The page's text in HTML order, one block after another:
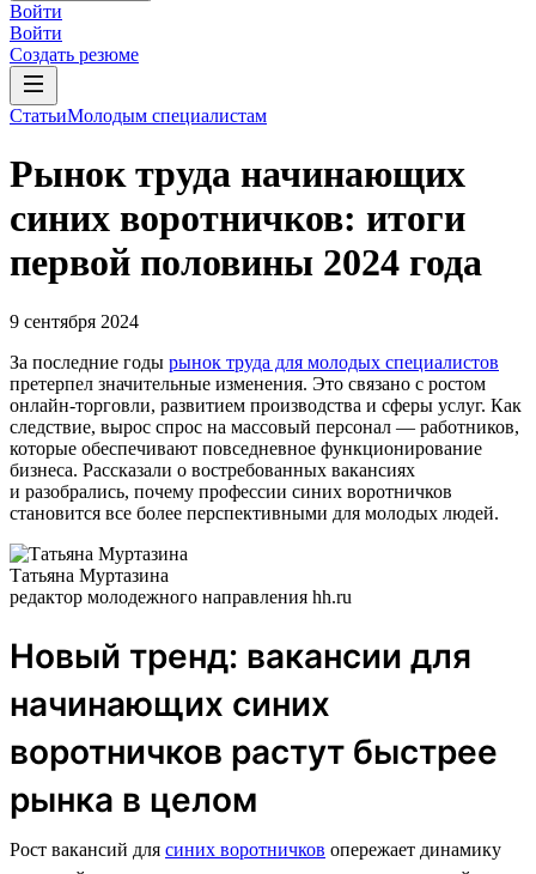
Войти
Войти
Создать резюме
СтатьиМолодым специалистам
Рынок труда начинающих
синих воротничков: итоги
первой половины 2024 года
9 сентября 2024
За последние годы рынок труда для молодых специалистов
претерпел значительные изменения. Это связано с ростом
онлайн-торговли, развитием производства и сферы услуг. Как
следствие, вырос спрос на массовый персонал — работников,
которые обеспечивают повседневное функционирование
бизнеса. Рассказали о востребованных вакансиях
и разобрались, почему профессии синих воротничков
становится все более перспективными для молодых людей.
Татьяна Муртазина
редактор молодежного направления hh.ru
Новый тренд: вакансии для
начинающих синих
воротничков растут быстрее
рынка в целом
Рост вакансий для синих воротничков опережает динамику